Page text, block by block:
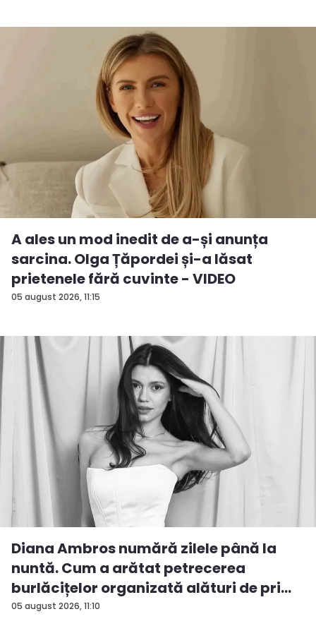
05 august 2026, 11:15
A ales un mod inedit de a-și anunța
sarcina. Olga Țăpordei și-a lăsat
prietenele fără cuvinte - VIDEO
05 august 2026, 11:10
Diana Ambros numără zilele până la
nuntă. Cum a arătat petrecerea
burlăcițelor organizată alături de pri...